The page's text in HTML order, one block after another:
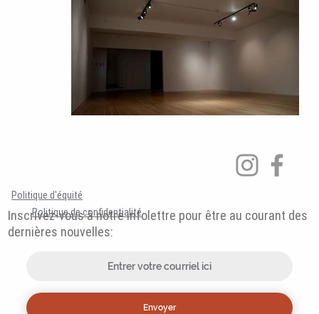
Envoyer
Inscrivez-vous à notre infolettre pour être au courant des
dernières nouvelles:
Politique de confidentialité
Politique d'équité